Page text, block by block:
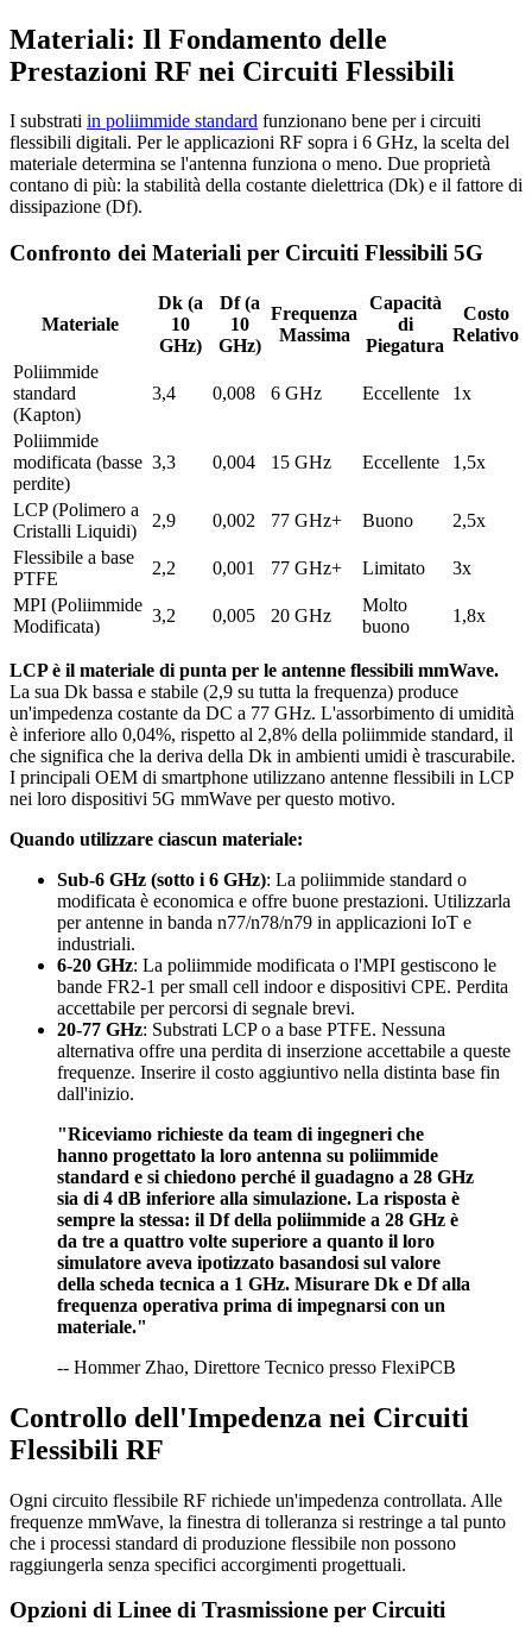
Materiali: Il Fondamento delle
Prestazioni RF nei Circuiti Flessibili
I substrati in poliimmide standard funzionano bene per i circuiti
flessibili digitali. Per le applicazioni RF sopra i 6 GHz, la scelta del
materiale determina se l'antenna funziona o meno. Due proprietà
contano di più: la stabilità della costante dielettrica (Dk) e il fattore di
dissipazione (Df).
Confronto dei Materiali per Circuiti Flessibili 5G
Materiale
Dk (a
10
GHz)
Df (a
10
GHz)
Frequenza
Massima
Capacità
di
Piegatura
Costo
Relativo
Poliimmide
standard
(Kapton)
3,4 0,008 6 GHz Eccellente 1x
Poliimmide
modificata (basse
perdite)
3,3 0,004 15 GHz Eccellente 1,5x
LCP (Polimero a
Cristalli Liquidi)
2,9 0,002 77 GHz+ Buono
2,5x
Flessibile a base
PTFE
2,2 0,001 77 GHz+ Limitato
3x
MPI (Poliimmide
Modificata)
3,2 0,005 20 GHz
Molto
buono
1,8x
LCP è il materiale di punta per le antenne flessibili mmWave.
La sua Dk bassa e stabile (2,9 su tutta la frequenza) produce
un'impedenza costante da DC a 77 GHz. L'assorbimento di umidità
è inferiore allo 0,04%, rispetto al 2,8% della poliimmide standard, il
che significa che la deriva della Dk in ambienti umidi è trascurabile.
I principali OEM di smartphone utilizzano antenne flessibili in LCP
nei loro dispositivi 5G mmWave per questo motivo.
Quando utilizzare ciascun materiale:
Sub-6 GHz (sotto i 6 GHz): La poliimmide standard o
modificata è economica e offre buone prestazioni. Utilizzarla
per antenne in banda n77/n78/n79 in applicazioni IoT e
industriali.
6-20 GHz: La poliimmide modificata o l'MPI gestiscono le
bande FR2-1 per small cell indoor e dispositivi CPE. Perdita
accettabile per percorsi di segnale brevi.
20-77 GHz: Substrati LCP o a base PTFE. Nessuna
alternativa offre una perdita di inserzione accettabile a queste
frequenze. Inserire il costo aggiuntivo nella distinta base fin
dall'inizio.
"Riceviamo richieste da team di ingegneri che
hanno progettato la loro antenna su poliimmide
standard e si chiedono perché il guadagno a 28 GHz
sia di 4 dB inferiore alla simulazione. La risposta è
sempre la stessa: il Df della poliimmide a 28 GHz è
da tre a quattro volte superiore a quanto il loro
simulatore aveva ipotizzato basandosi sul valore
della scheda tecnica a 1 GHz. Misurare Dk e Df alla
frequenza operativa prima di impegnarsi con un
materiale."
-- Hommer Zhao, Direttore Tecnico presso FlexiPCB
Controllo dell'Impedenza nei Circuiti
Flessibili RF
Ogni circuito flessibile RF richiede un'impedenza controllata. Alle
frequenze mmWave, la finestra di tolleranza si restringe a tal punto
che i processi standard di produzione flessibile non possono
raggiungerla senza specifici accorgimenti progettuali.
Opzioni di Linee di Trasmissione per Circuiti